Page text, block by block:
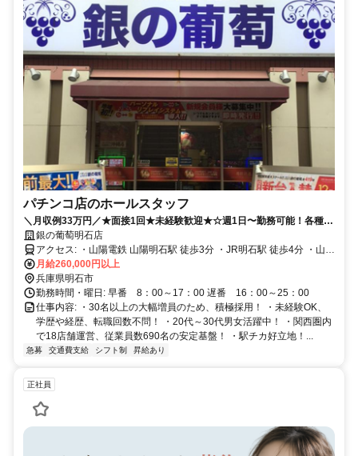
パチンコ店のホールスタッフ
＼月収例33万円／★面接1回★未経験歓迎★☆週1日〜勤務可能！各種手
当充実
銀の葡萄明石店
アクセス: ・山陽電鉄 山陽明石駅 徒歩3分 ・JR明石駅 徒歩4分 ・山陽
電鉄 人丸前駅 徒歩11分 ・山陽電鉄 西新町駅 徒歩16分
月給260,000円以上
兵庫県明石市
勤務時間・曜日: 早番 8：00～17：00 遅番 16：00～25：00
仕事内容: ・30名以上の大幅増員のため、積極採用！ ・未経験OK、
学歴や経歴、転職回数不問！ ・20代～30代男女活躍中！ ・関西圏内
で18店舗運営、従業員数690名の安定基盤！ ・駅チカ好立地！...
急募 交通費支給 シフト制 昇給あり
正社員